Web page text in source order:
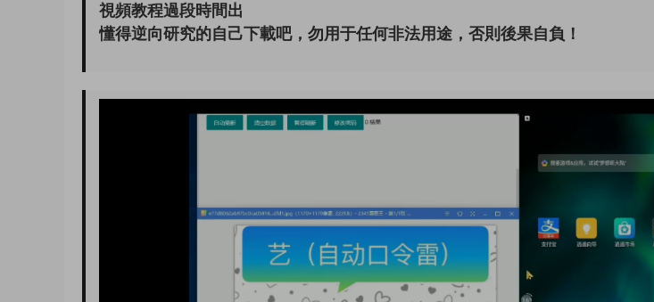
視頻教程過段時間出
懂得逆向研究的自己下載吧，勿用于任何非法用途，否則後果自負！